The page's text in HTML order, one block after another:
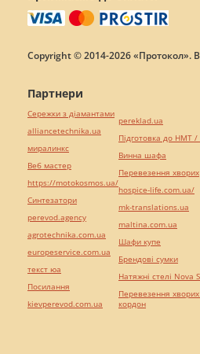
Copyright © 2014-2026 «Протокол».
Партнери
Сережки з діамантами
alliancetechnika.ua
миралинкс
Веб мастер
https://motokosmos.ua/
Синтезатори
perevod.agency
agrotechnika.com.ua
europeservice.com.ua
текст юа
Посилання
kievperevod.com.ua
pereklad.ua
Підготовка до НМТ
Винна шафа
Перевезення хворих
hospice-life.com.ua/
mk-translations.ua
maltina.com.ua
Шафи купе
Брендові сумки
Натяжні стелі Nova
Перевезення хворих
кордон